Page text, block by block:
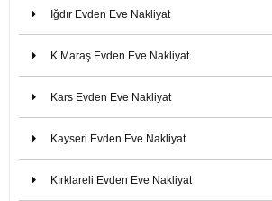
Iğdır Evden Eve Nakliyat
K.Maraş Evden Eve Nakliyat
Kars Evden Eve Nakliyat
Kayseri Evden Eve Nakliyat
Kırklareli Evden Eve Nakliyat